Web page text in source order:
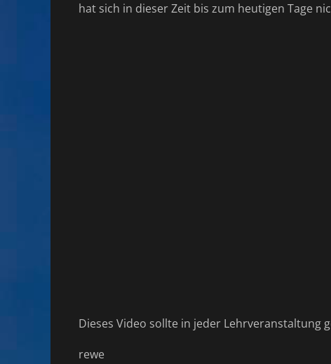
hat sich in dieser Zeit bis zum heutigen Tage
Dieses Video sollte in jeder Lehrveranstaltung
rewe